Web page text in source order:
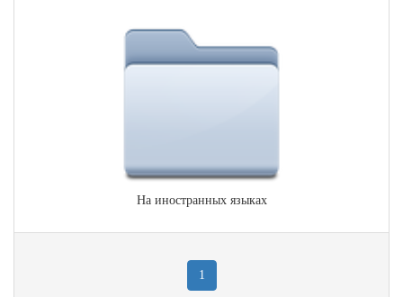
На иностранных языках
1